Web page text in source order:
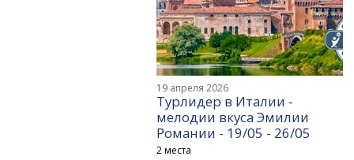
19 апреля 2026
Турлидер в Италии -
мелодии вкуса Эмилии
Романии - 19/05 - 26/05
2 места